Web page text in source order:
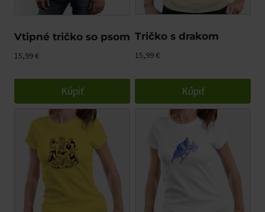
Vtipné tričko so psom
15,99€
Kúpiť
Tričko s drakom
15,99€
Kúpiť